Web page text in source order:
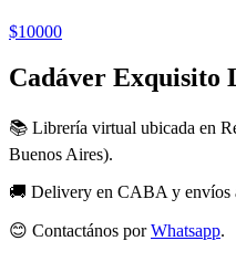
$10000
Cadáver Exquisito
📚 Librería virtual ubicada en
Buenos Aires).
🚚 Delivery en CABA y envíos
😊 Contactános porWhatsapp.